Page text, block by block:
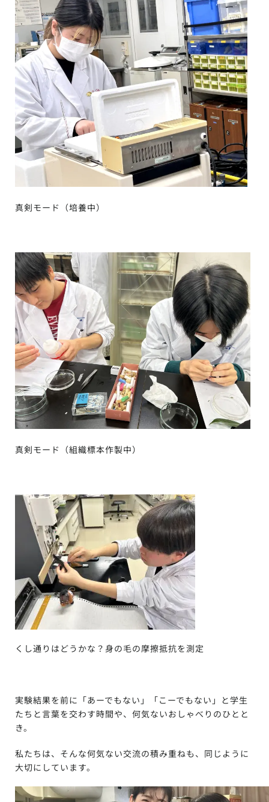
真剣モード（培養中）
真剣モード（組織標本作製中）
くし通りはどうかな？身の毛の摩擦抵抗を測定
実験結果を前に「あーでもない」「こーでもない」と学生
たちと言葉を交わす時間や、何気ないおしゃべりのひとと
き。
私たちは、そんな何気ない交流の積み重ねも、同じように
大切にしています。